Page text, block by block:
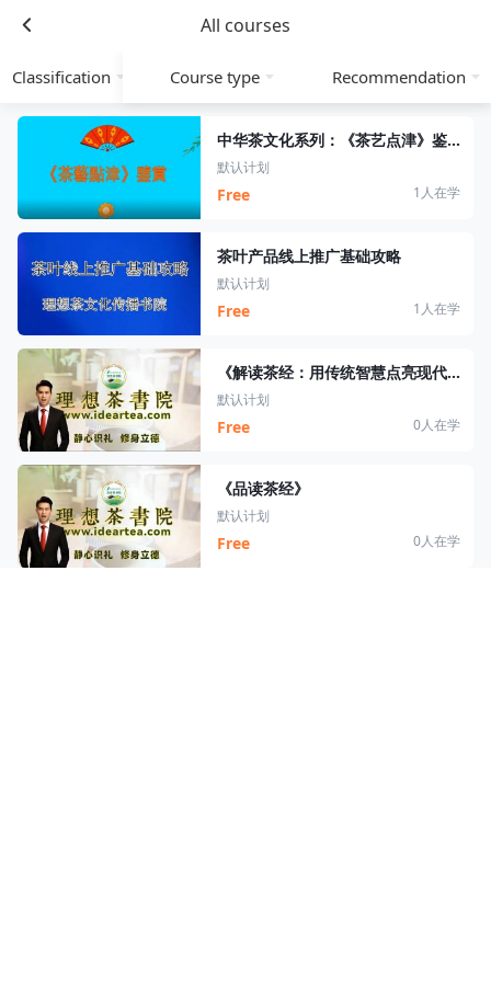
All courses
Classification Course type Recommendation
中华茶文化系列：《茶艺点津》鉴赏
默认计划
Free 1人在学
茶叶产品线上推广基础攻略
默认计划
Free 1人在学
《解读茶经：用传统智慧点亮现代品茶时光》
默认计划
Free 0人在学
《品读茶经》
默认计划
Free 0人在学